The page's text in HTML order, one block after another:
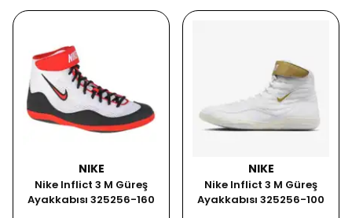
NIKE
Nike Inflict 3 M Güreş
Ayakkabısı 325256-160
NIKE
Nike Inflict 3 M Güreş
Ayakkabısı 325256-100